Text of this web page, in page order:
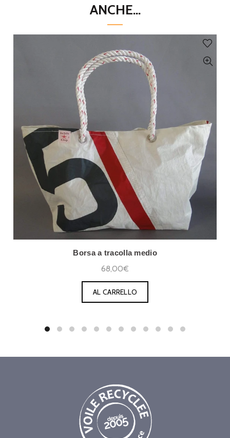
ANCHE...
Borsa a tracolla medio
68,00€
AL CARRELLO